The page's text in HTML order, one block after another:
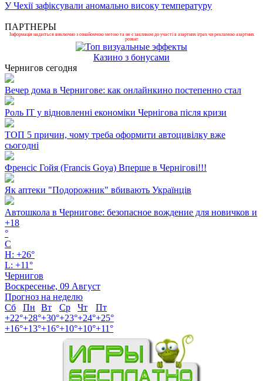
У Чехії зафіксували аномально високу температуру
ПАРТНЕРЫ
Інформація надається виключно з ознайомчою метою та не є закликом до участі в азартних іграх чи рекламою азартних
розваг.
Казино з бонусами
Чернигов сегодня
Вечер дома в Чернигове: как онлайнкино постепенно стал
Роль ІТ у відновленні економіки Чернігова після кризи
ТОП 5 причин, чому треба оформити автоцивілку вже
сьогодні
Френсіс Гойя (Francis Goya) Вперше в Чернігові!!!
Як аптеки "Подорожник" вбивають Українців
Автошкола в Чернигове: безопасное вождение для новичков и
+18
°
C
H: +26°
L: +11°
Чернигов
Воскресенье, 09 Август
Прогноз на неделю
Сб
Пн Вт Ср Чт
Пт
+22°+28°+30°+23°+24°+25°
+16°+13°+16°+10°+10°+11°